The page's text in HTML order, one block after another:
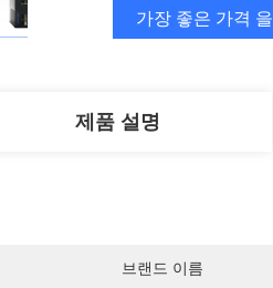
가장 좋은 가격 을
제품 설명
브랜드 이름